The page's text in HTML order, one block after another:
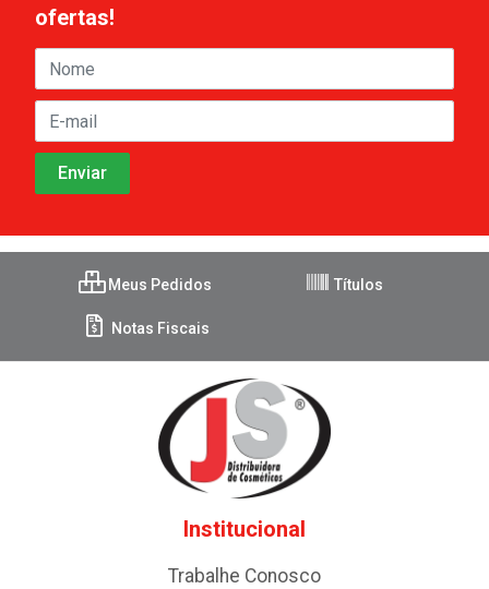
ofertas!
Meus Pedidos Títulos
Notas Fiscais
Institucional
Trabalhe Conosco